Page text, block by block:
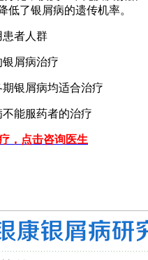
低了银屑病的遗传机率。
者人群
屑病治疗
银屑病均适合治疗
能服药者的治疗
，点击咨询医生